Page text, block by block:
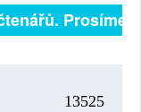
Prosíme,
13525